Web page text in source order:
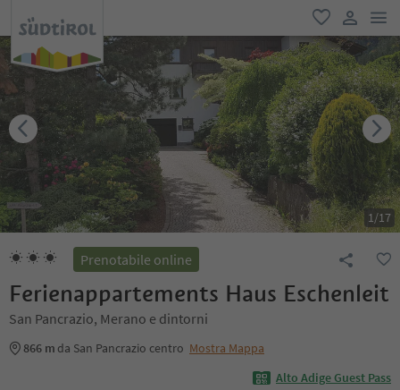
favoriti
user link
1/17
Prenotabile online
Ferienappartements Haus Eschenleit
San Pancrazio, Merano e dintorni
866 m da San Pancrazio centro Mostra Mappa
Alto Adige Guest Pass